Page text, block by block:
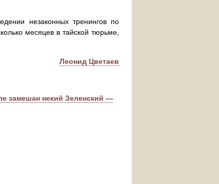
незаконных тренингов по
месяцев в тайской тюрьме,
Леонид Цветаев
замешан некий Зеленский —